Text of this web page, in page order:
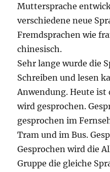
Muttersprache
verschiedene neue
Fremdsprachen wie
chinesisch.
Sehr lange wurde die
Schreiben und lesen
Anwendung. Heute ist
wird gesprochen.
gesprochen im
Tram und im Bus.
Gesprochen wird die
Gruppe die gleiche